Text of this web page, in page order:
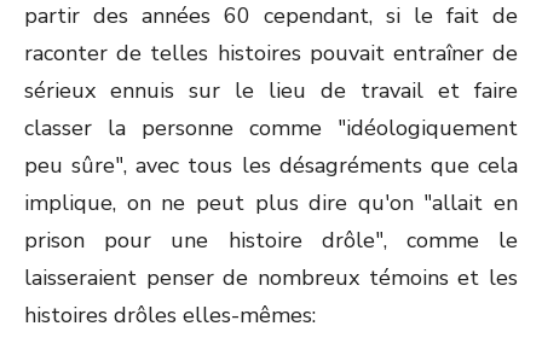
partir des années 60 cependant, si le fait de
raconter de telles histoires pouvait entraîner de
sérieux ennuis sur le lieu de travail et faire
classer la personne comme "idéologiquement
peu sûre", avec tous les désagréments que cela
implique, on ne peut plus dire qu'on "allait en
prison pour une histoire drôle", comme le
laisseraient penser de nombreux témoins et les
histoires drôles elles-mêmes: